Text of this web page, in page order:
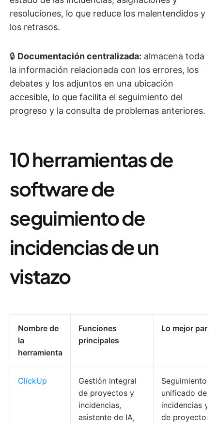
resoluciones, lo que reduce los malentendidos y
los retrasos.
🔒 Documentación centralizada: almacena toda
la información relacionada con los errores, los
debates y los adjuntos en una ubicación
accesible, lo que facilita el seguimiento del
progreso y la consulta de problemas anteriores.
10 herramientas de
software de
seguimiento de
incidencias de un
vistazo
Nombre de
la
herramienta
Funciones
principales
Lo mejor para
ClickUp
Gestión integral
de proyectos y
incidencias,
asistente de IA,
Seguimiento
unificado de
incidencias y
de proyectos